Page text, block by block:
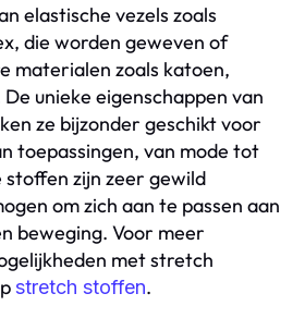
elastische vezels zoals
die worden geweven of
materialen zoals katoen,
unieke eigenschappen van
ze bijzonder geschikt voor
toepassingen, van mode tot
zijn zeer gewild
om zich aan te passen aan
beweging. Voor meer
met stretch
stretch stoffen.